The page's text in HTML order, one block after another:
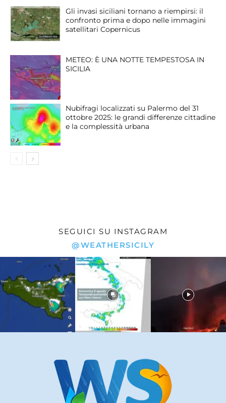
Gli invasi siciliani tornano a riempirsi: il
confronto prima e dopo nelle immagini
satellitari Copernicus
METEO: È UNA NOTTE TEMPESTOSA IN
SICILIA
Nubifragi localizzati su Palermo del 31
ottobre 2025: le grandi differenze cittadine
e la complessità urbana
SEGUICI SU INSTAGRAM
@WEATHERSICILY